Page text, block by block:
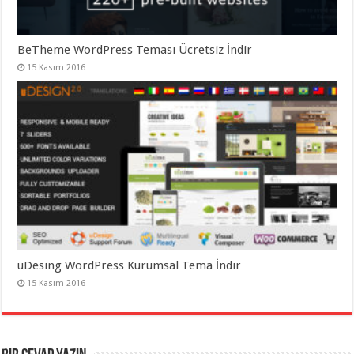
BeTheme WordPress Teması Ücretsiz İndir
15 Kasım 2016
uDesing WordPress Kurumsal Tema İndir
15 Kasım 2016